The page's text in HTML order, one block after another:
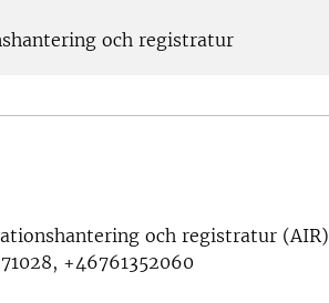
och registratur
och registratur (AIR)
+46761352060